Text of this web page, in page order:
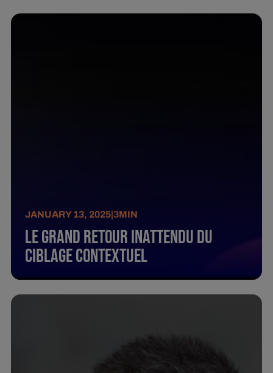
JANUARY 13, 2025|3MIN
Le grand retour inattendu du
ciblage contextuel